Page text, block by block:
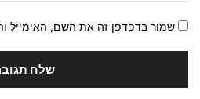
שמור בדפדפן זה את השם, האימייל